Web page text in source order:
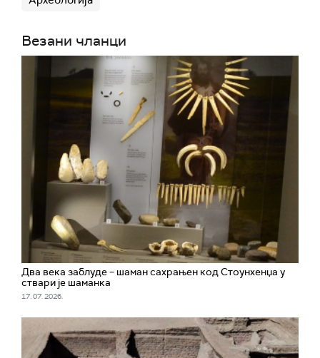
Везани чланци
Два века заблуде – шаман сахрањен код Стоунхенџа у
ствари је шаманка
17. 07. 2026.